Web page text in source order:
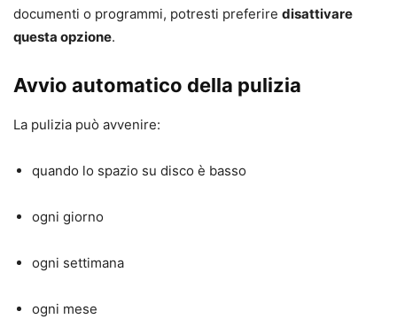
documenti o programmi, potresti preferire disattivare
questa opzione.
Avvio automatico della pulizia
La pulizia può avvenire:
quando lo spazio su disco è basso
ogni giorno
ogni settimana
ogni mese